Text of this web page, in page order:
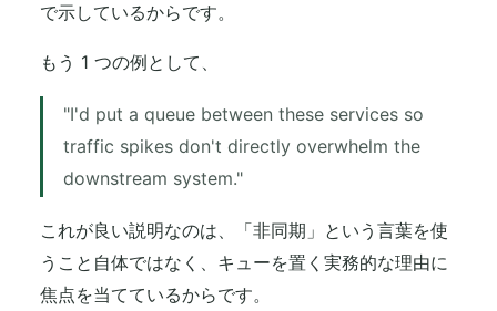
で示しているからです。
もう 1 つの例として、
"I'd put a queue between these services so
traffic spikes don't directly overwhelm the
downstream system."
これが良い説明なのは、「非同期」という言葉を使
うこと自体ではなく、キューを置く実務的な理由に
焦点を当てているからです。